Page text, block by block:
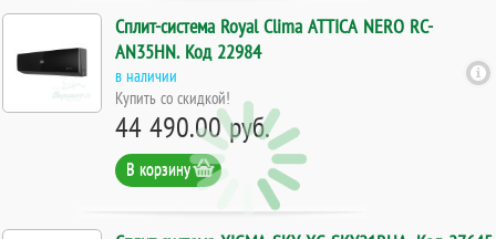
Сплит-система Royal Clima ATTICA NERO RC-
AN35HN. Код 22984
в наличии
Купить со скидкой!
44 490.00 руб.
В корзину